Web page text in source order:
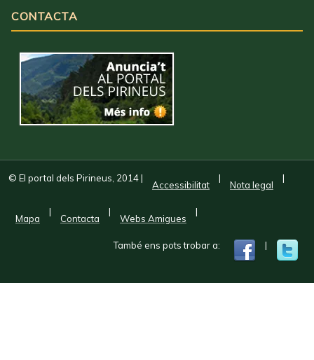
CONTACTA
© El portal dels Pirineus, 2014|
Accessibilitat
|
Nota legal
|
Mapa
|
Contacta
|
Webs Amigues
|
També ens pots trobar a: |